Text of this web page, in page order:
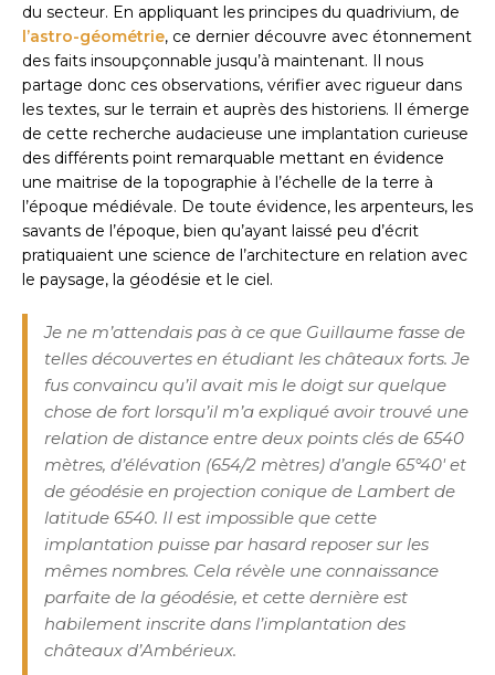
du secteur. En appliquant les principes du quadrivium, de
l’astro-géométrie, ce dernier découvre avec étonnement
des faits insoupçonnable jusqu’à maintenant. Il nous
partage donc ces observations, vérifier avec rigueur dans
les textes, sur le terrain et auprès des historiens. Il émerge
de cette recherche audacieuse une implantation curieuse
des différents point remarquable mettant en évidence
une maitrise de la topographie à l’échelle de la terre à
l’époque médiévale. De toute évidence, les arpenteurs, les
savants de l’époque, bien qu’ayant laissé peu d’écrit
pratiquaient une science de l’architecture en relation avec
le paysage, la géodésie et le ciel.
Je ne m’attendais pas à ce que Guillaume fasse de
telles découvertes en étudiant les châteaux forts. Je
fus convaincu qu’il avait mis le doigt sur quelque
chose de fort lorsqu’il m’a expliqué avoir trouvé une
relation de distance entre deux points clés de 6540
mètres, d’élévation (654/2 mètres) d’angle 65°40′ et
de géodésie en projection conique de Lambert de
latitude 6540. Il est impossible que cette
implantation puisse par hasard reposer sur les
mêmes nombres. Cela révèle une connaissance
parfaite de la géodésie, et cette dernière est
habilement inscrite dans l’implantation des
châteaux d’Ambérieux.